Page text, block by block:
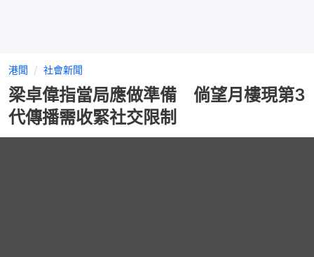
港聞 社會新聞
梁卓偉指當局應做準備 倘望月樓現第3
代傳播需收緊社交限制